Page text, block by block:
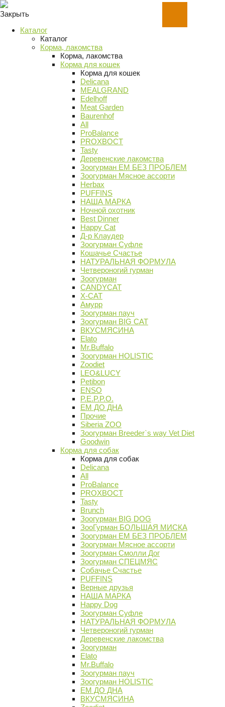
Закрыть
Каталог
Каталог
Корма, лакомства
Корма, лакомства
Корма для кошек
Корма для кошек
Delicana
MEALGRAND
Edelhoff
Meat Garden
Baurenhof
All
ProBalance
PROХВОСТ
Tasty
Деревенские лакомства
Зоогурман ЕМ БЕЗ ПРОБЛЕМ
Зоогурман Мясное ассорти
Herbax
PUFFINS
НАША МАРКА
Ночной охотник
Best Dinner
Happy Cat
Д-р Клаудер
Зоогурман Суфле
Кошачье Счастье
НАТУРАЛЬНАЯ ФОРМУЛА
Четвероногий гурман
Зоогурман
CANDYCAT
X-CAT
Амурр
Зоогурман пауч
Зоогурман BIG CAT
ВКУСМЯСИНА
Elato
Mr.Buffalo
Зоогурман HOLISTIC
Zoodiet
LEO&LUCY
Petibon
ENSO
P.E.P.P.O.
ЕМ ДО ДНА
Прочие
Siberia ZOO
Зоогурман Breeder`s way Vet Diet
Goodwin
Корма для собак
Корма для собак
Delicana
All
ProBalance
PROХВОСТ
Tasty
Brunch
Зоогурман BIG DOG
ЗооГурман БОЛЬШАЯ МИСКА
Зоогурман ЕМ БЕЗ ПРОБЛЕМ
Зоогурман Мясное ассорти
Зоогурман Смолли Дог
Зоогурман СПЕЦМЯС
Собачье Счастье
PUFFINS
Верные друзья
НАША МАРКА
Happy Dog
Зоогурман Суфле
НАТУРАЛЬНАЯ ФОРМУЛА
Четвероногий гурман
Деревенские лакомства
Зоогурман
Elato
Mr.Buffalo
Зоогурман пауч
Зоогурман HOLISTIC
ЕМ ДО ДНА
ВКУСМЯСИНА